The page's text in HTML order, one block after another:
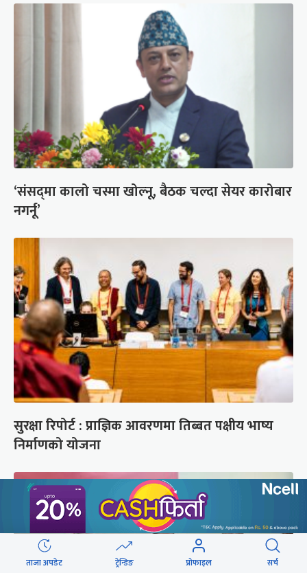
‘संसद्‍मा कालो चस्मा खोल्नू, बैठक चल्दा सेयर कारोबार
नगर्नू’
सुरक्षा रिपोर्ट : प्राज्ञिक आवरणमा तिब्बत पक्षीय भाष्य
निर्माणको योजना
ताजा अपडेट ट्रेन्डिङ प्रोफाइल सर्च